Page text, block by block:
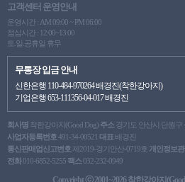
고객센터 운영안내
운영시간 : AM 09:00 ~ PM 06:00
점심시간 : 12:00~13:00
토.일.공휴일 휴무
무통장 입금 안내
신한은행 110-484-970264 배경진(착한강아지)
기업은행 653-111356-04-017 배경진
회사명 착한강아지(Good Dog) 주소 경기도 안산시 단원구
사업자등록번호491-34-00521 대표 배경진
통신판매업신고번호 제2019-경기안산-0719호 개인정보
전화010-6852-5255 팩스032-232-0949
Copyright ⓒ 2001~2026 착한강아지(Good